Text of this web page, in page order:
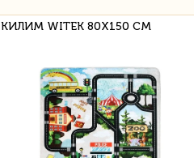
КИЛИМ WITEK 80Х150 СМ